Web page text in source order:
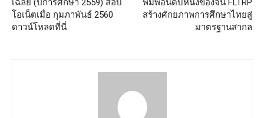
โอเน็ตเมื่อ กุมภาพันธ์ 2560
ดาวน์โหลดที่นี่
สร้างศักยภาพการศึกษาไทยสู่
มาตรฐานสากล